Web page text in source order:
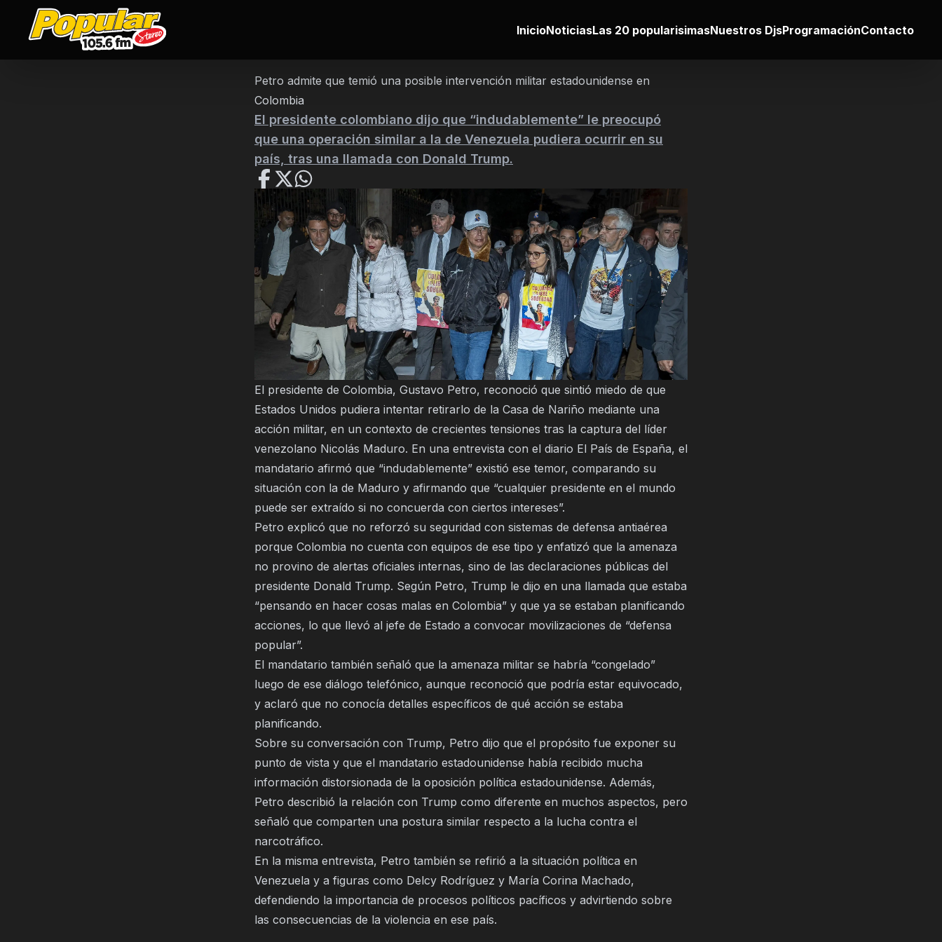
InicioNoticiasLas 20 popularisimasNuestros DjsProgramaciónContacto
Petro admite que temió una posible intervención militar estadounidense en
Colombia
El presidente colombiano dijo que “indudablemente” le preocupó
que una operación similar a la de Venezuela pudiera ocurrir en su
país, tras una llamada con Donald Trump.
El presidente de Colombia, Gustavo Petro, reconoció que sintió miedo de que
Estados Unidos pudiera intentar retirarlo de la Casa de Nariño mediante una
acción militar, en un contexto de crecientes tensiones tras la captura del líder
venezolano Nicolás Maduro. En una entrevista con el diario El País de España, el
mandatario afirmó que “indudablemente” existió ese temor, comparando su
situación con la de Maduro y afirmando que “cualquier presidente en el mundo
puede ser extraído si no concuerda con ciertos intereses”.
Petro explicó que no reforzó su seguridad con sistemas de defensa antiaérea
porque Colombia no cuenta con equipos de ese tipo y enfatizó que la amenaza
no provino de alertas oficiales internas, sino de las declaraciones públicas del
presidente Donald Trump. Según Petro, Trump le dijo en una llamada que estaba
“pensando en hacer cosas malas en Colombia” y que ya se estaban planificando
acciones, lo que llevó al jefe de Estado a convocar movilizaciones de “defensa
popular”.
El mandatario también señaló que la amenaza militar se habría “congelado”
luego de ese diálogo telefónico, aunque reconoció que podría estar equivocado,
y aclaró que no conocía detalles específicos de qué acción se estaba
planificando.
Sobre su conversación con Trump, Petro dijo que el propósito fue exponer su
punto de vista y que el mandatario estadounidense había recibido mucha
información distorsionada de la oposición política estadounidense. Además,
Petro describió la relación con Trump como diferente en muchos aspectos, pero
señaló que comparten una postura similar respecto a la lucha contra el
narcotráfico.
En la misma entrevista, Petro también se refirió a la situación política en
Venezuela y a figuras como Delcy Rodríguez y María Corina Machado,
defendiendo la importancia de procesos políticos pacíficos y advirtiendo sobre
las consecuencias de la violencia en ese país.